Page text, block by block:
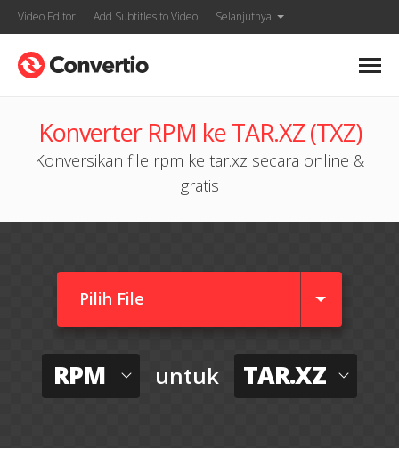
Video Editor Add Subtitles to Video Selanjutnya
Konverter RPM ke TAR.XZ (TXZ)
Konversikan file rpm ke tar.xz secara online &
gratis
Pilih File
RPM untuk TAR.XZ